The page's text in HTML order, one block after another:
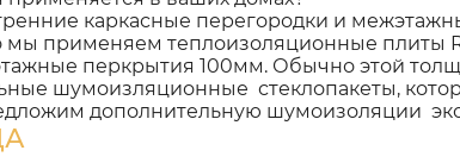
каркасные перегородки и
применяем теплоизоляционные плиты
перкрытия 100мм. Обычно этой
шумоизляционные стеклопакеты,
дополнительную шумоизоляции